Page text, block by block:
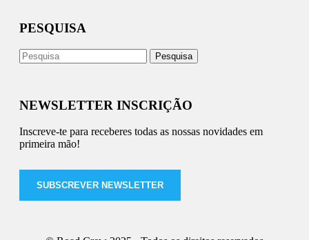
PESQUISA
NEWSLETTER INSCRIÇÃO
Inscreve-te para receberes todas as nossas novidades em
primeira mão!
SUBSCREVER NEWSLETTER